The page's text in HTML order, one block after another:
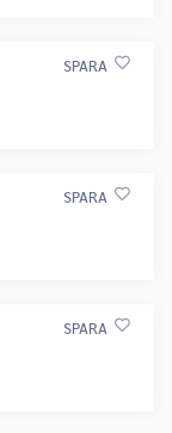
SPARA
SPARA
SPARA